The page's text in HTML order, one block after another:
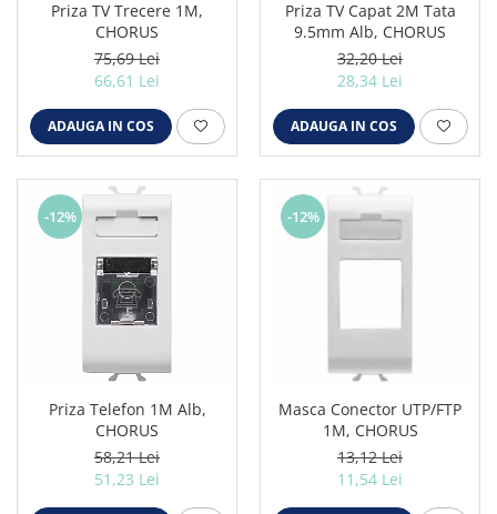
Priza TV Trecere 1M,
CHORUS
75,69 Lei
66,61 Lei
ADAUGA IN COS
Priza TV Capat 2M Tata
9.5mm Alb, CHORUS
32,20 Lei
28,34 Lei
ADAUGA IN COS
-12%
Priza Telefon 1M Alb,
CHORUS
58,21 Lei
51,23 Lei
-12%
Masca Conector UTP/FTP
1M, CHORUS
13,12 Lei
11,54 Lei